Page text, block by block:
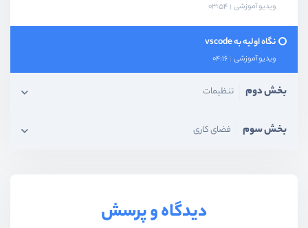
ویدیو آموزشی 03:54
نگاه اولیه به vscode
ویدیو آموزشی 04:16
بخش دوم تنظیمات
بخش سوم فضای کاری
دیدگاه و پرسش